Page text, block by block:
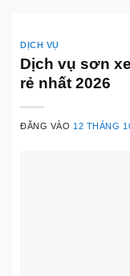
DỊCH VỤ
Dịch vụ sơn
rẻ nhất 2026
ĐĂNG VÀO 12 THÁNG